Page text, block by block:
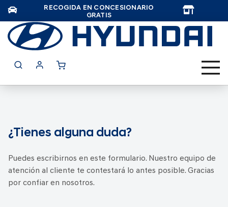
RECOGIDA EN CONCESIONARIO
GRATIS
¿Tienes alguna duda?
Puedes escribirnos en este formulario. Nuestro equipo de
atención al cliente te contestará lo antes posible. Gracias
por confiar en nosotros.